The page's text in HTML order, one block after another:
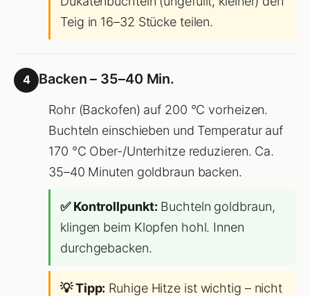
Teig in 16–32 Stücke teilen.
4 Backen – 35–40 Min.
Rohr (Backofen) auf 200 °C vorheizen.
Buchteln einschieben und Temperatur auf
170 °C Ober-/Unterhitze reduzieren. Ca.
35–40 Minuten goldbraun backen.
✅ Kontrollpunkt: Buchteln goldbraun,
klingen beim Klopfen hohl. Innen
durchgebacken.
💡 Tipp: Ruhige Hitze ist wichtig – nicht